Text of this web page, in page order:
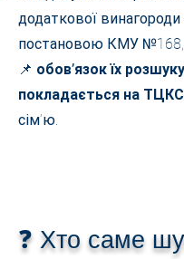
додаткової винагороди
постановою КМУ №168,
📌 обов’язок їх розшуку
покладається на
сім’ю.
❓ Хто саме